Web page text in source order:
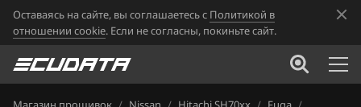
Оставаясь на сайте, вы соглашаетесь с Политикой в
отношении cookie. Если не согласны, покиньте сайт.